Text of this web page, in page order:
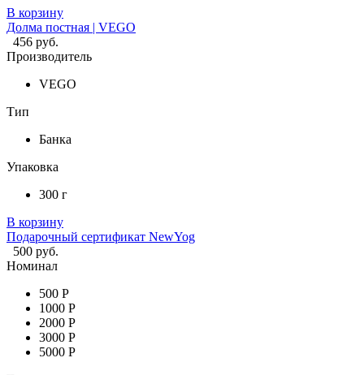
В корзину
Долма постная | VEGO
456 руб.
Производитель
VEGO
Тип
Банка
Упаковка
300 г
В корзину
Подарочный сертификат NewYog
500 руб.
Номинал
500 Р
1000 Р
2000 Р
3000 Р
5000 Р